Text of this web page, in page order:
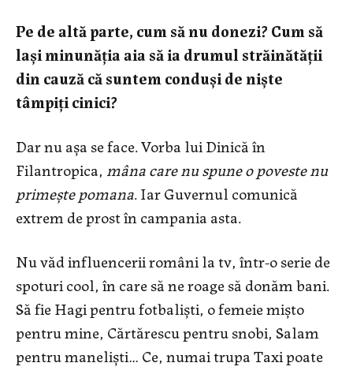
Pe de altă parte, cum să nu donezi? Cum să
lași minunăția aia să ia drumul străinătății
din cauză că suntem conduși de niște
tâmpiți cinici?
Dar nu așa se face. Vorba lui Dinică în
Filantropica, mâna care nu spune o poveste nu
primește pomana. Iar Guvernul comunică
extrem de prost în campania asta.
Nu văd influencerii români la tv, într-o serie de
spoturi cool, în care să ne roage să donăm bani.
Să fie Hagi pentru fotbaliști, o femeie mișto
pentru mine, Cărtărescu pentru snobi, Salam
pentru maneliști… Ce, numai trupa Taxi poate